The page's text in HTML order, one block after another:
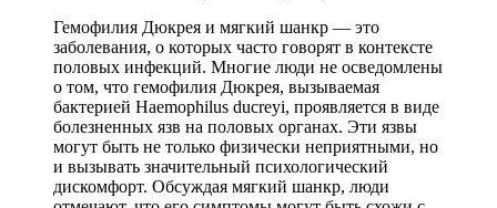
Гемофилия Дюкрея и мягкий шанкр — это
заболевания, о которых часто говорят в контексте
половых инфекций. Многие люди не осведомлены
о том, что гемофилия Дюкрея, вызываемая
бактерией Haemophilus ducreyi, проявляется в виде
болезненных язв на половых органах. Эти язвы
могут быть не только физически неприятными, но
и вызывать значительный психологический
дискомфорт. Обсуждая мягкий шанкр, люди